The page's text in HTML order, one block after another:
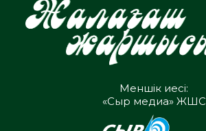
Меншік иесі:
«Сыр медиа» ЖШС